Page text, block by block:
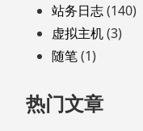
站务日志(140)
虚拟主机(3)
随笔(1)
热门文章